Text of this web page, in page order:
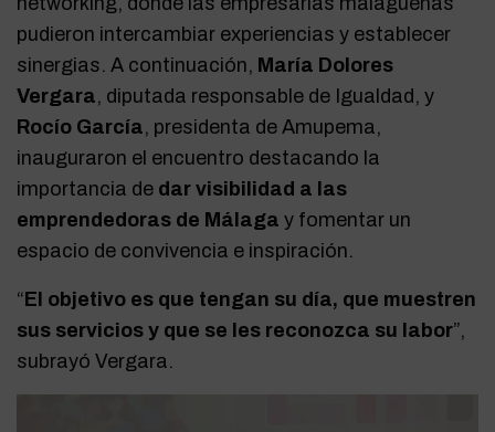
pudieron intercambiar experiencias y establecer
sinergias. A continuación, María Dolores
Vergara, diputada responsable de Igualdad, y
Rocío García, presidenta de Amupema,
inauguraron el encuentro destacando la
importancia de dar visibilidad a las
emprendedoras de Málaga y fomentar un
espacio de convivencia e inspiración.
“El objetivo es que tengan su día, que muestren
sus servicios y que se les reconozca su labor”,
subrayó Vergara.